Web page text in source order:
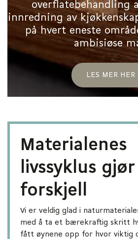
overflatebehandling
innredning av
på hvert eneste
ambisiøse
LES MER HER
Materialenes
livssyklus gjør
forskjell
Vi er veldig glad i
med å ta et bærekraftig skritt
fått øynene opp for hvor viktig